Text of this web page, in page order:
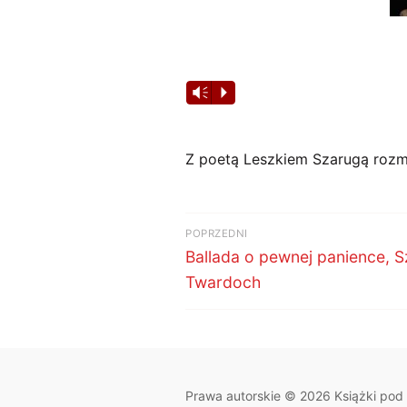
Odtwarzacz
Vm P
Z poetą Leszkiem Szarugą
Nawigacja
wpisu
POPRZEDNI
Poprzedni
wpis:
Ballada o pewnej panience,
Twardoch
Prawa autorskie © 2026 Książki